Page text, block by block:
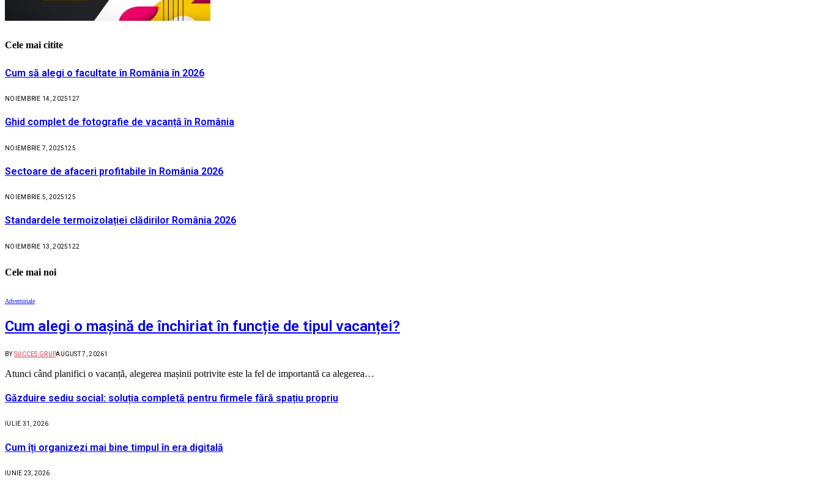
Cele mai citite
Cum să alegi o facultate în România în 2026
NOIEMBRIE 14, 2025127
Ghid complet de fotografie de vacanță în România
NOIEMBRIE 7, 2025125
Sectoare de afaceri profitabile în România 2026
NOIEMBRIE 5, 2025125
Standardele termoizolației clădirilor România 2026
NOIEMBRIE 13, 2025122
Cele mai noi
Advertoriale
Cum alegi o mașină de închiriat în funcție de tipul vacanței?
BY SUCCES GRUPAUGUST 7, 20261
Atunci când planifici o vacanță, alegerea mașinii potrivite este la fel de importantă ca alegerea…
Găzduire sediu social: soluția completă pentru firmele fără spațiu propriu
IULIE 31, 2026
Cum îți organizezi mai bine timpul în era digitală
IUNIE 23, 2026